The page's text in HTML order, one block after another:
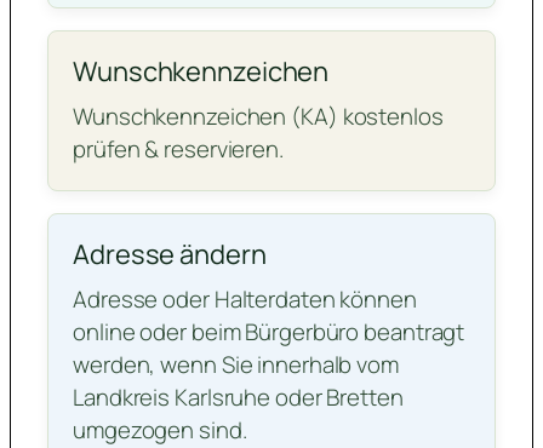
Wunschkennzeichen
Wunschkennzeichen (KA) kostenlos
prüfen & reservieren.
Adresse ändern
Adresse oder Halterdaten können
online oder beim Bürgerbüro beantragt
werden, wenn Sie innerhalb vom
Landkreis Karlsruhe oder Bretten
umgezogen sind.